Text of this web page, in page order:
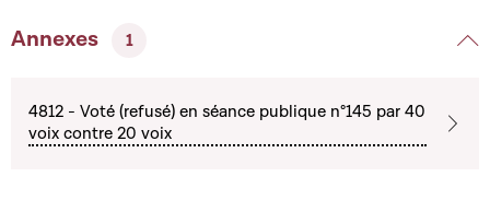
Annexes 1
4812 - Voté (refusé) en séance publique n°145 par 40
voix contre 20 voix